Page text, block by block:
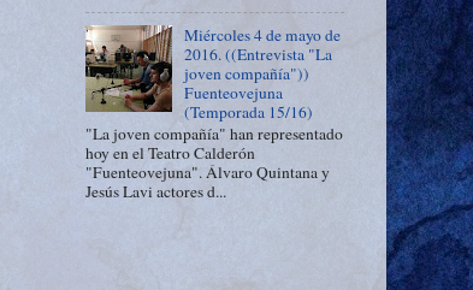
Miércoles 4 de mayo de
2016. ((Entrevista "La
joven compañía"))
Fuenteovejuna
(Temporada 15/16)
"La joven compañía" han representado
hoy en el Teatro Calderón
"Fuenteovejuna". Álvaro Quintana y
Jesús Lavi actores d...